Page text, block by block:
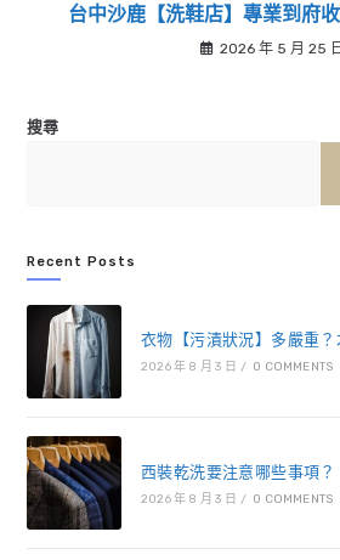
台中沙鹿【洗鞋店】專業到府
2026 年 5 月 25 日
搜尋
Recent Posts
衣物【污漬狀況】多嚴重？
2026 年 8 月 3 日 / 0 COMMENTS
西裝乾洗要注意哪些事項？
2026 年 8 月 3 日 / 0 COMMENTS